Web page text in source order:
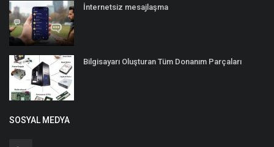
İnternetsiz mesajlaşma
Bilgisayarı Oluşturan Tüm Donanım Parçaları
SOSYAL MEDYA